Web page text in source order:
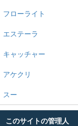
フローライト
エステーラ
キャッチャー
アケクリ
スー
このサイトの管理人